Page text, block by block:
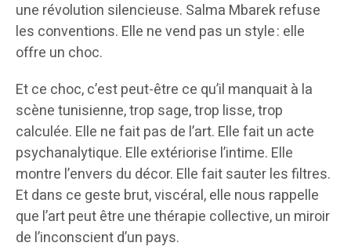
une révolution silencieuse. Salma Mbarek refuse
les conventions. Elle ne vend pas un style : elle
offre un choc.
Et ce choc, c’est peut-être ce qu’il manquait à la
scène tunisienne, trop sage, trop lisse, trop
calculée. Elle ne fait pas de l’art. Elle fait un acte
psychanalytique. Elle extériorise l’intime. Elle
montre l’envers du décor. Elle fait sauter les filtres.
Et dans ce geste brut, viscéral, elle nous rappelle
que l’art peut être une thérapie collective, un miroir
de l’inconscient d’un pays.